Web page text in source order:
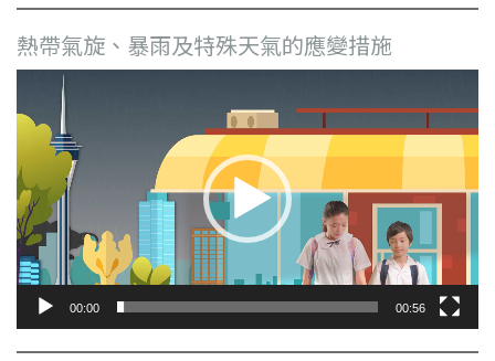
熱帶氣旋、暴雨及特殊天氣的應變措施
訊
放
器
00:00 00:56